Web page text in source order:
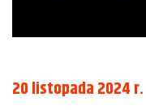
20 listopada 2024 r.